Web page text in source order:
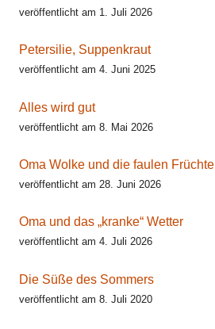
veröffentlicht am 1. Juli 2026
Petersilie, Suppenkraut
veröffentlicht am 4. Juni 2025
Alles wird gut
veröffentlicht am 8. Mai 2026
Oma Wolke und die faulen Früchte
veröffentlicht am 28. Juni 2026
Oma und das „kranke“ Wetter
veröffentlicht am 4. Juli 2026
Die Süße des Sommers
veröffentlicht am 8. Juli 2020